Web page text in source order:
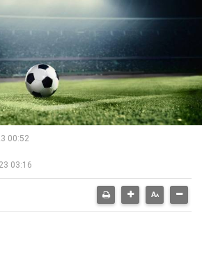
00:52
03:16